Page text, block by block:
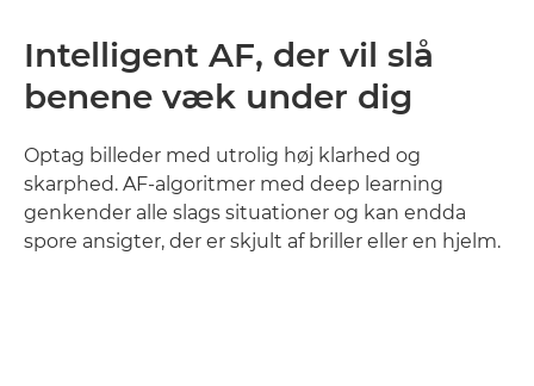
Intelligent AF, der vil slå
benene væk under dig
Optag billeder med utrolig høj klarhed og
skarphed. AF-algoritmer med deep learning
genkender alle slags situationer og kan endda
spore ansigter, der er skjult af briller eller en hjelm.